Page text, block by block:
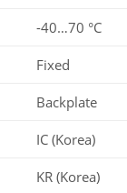
-40…70 °C
Fixed
Backplate
IC (Korea)
KR (Korea)